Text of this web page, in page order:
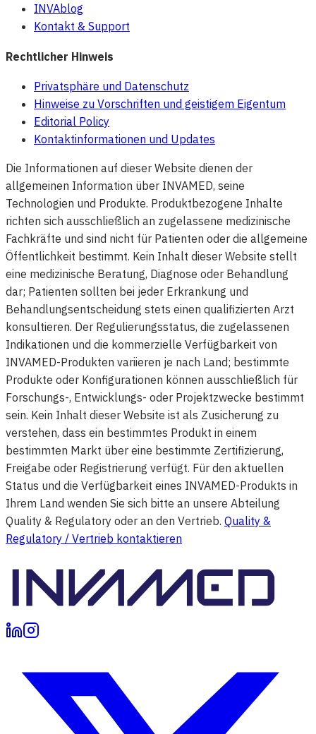
INVAblog
Kontakt & Support
Rechtlicher Hinweis
Privatsphäre und Datenschutz
Hinweise zu Vorschriften und geistigem Eigentum
Editorial Policy
Kontaktinformationen und Updates
Die Informationen auf dieser Website dienen der
allgemeinen Information über INVAMED, seine
Technologien und Produkte. Produktbezogene Inhalte
richten sich ausschließlich an zugelassene medizinische
Fachkräfte und sind nicht für Patienten oder die allgemeine
Öffentlichkeit bestimmt. Kein Inhalt dieser Website stellt
eine medizinische Beratung, Diagnose oder Behandlung
dar; Patienten sollten bei jeder Erkrankung und
Behandlungsentscheidung stets einen qualifizierten Arzt
konsultieren. Der Regulierungsstatus, die zugelassenen
Indikationen und die kommerzielle Verfügbarkeit von
INVAMED-Produkten variieren je nach Land; bestimmte
Produkte oder Konfigurationen können ausschließlich für
Forschungs-, Entwicklungs- oder Projektzwecke bestimmt
sein. Kein Inhalt dieser Website ist als Zusicherung zu
verstehen, dass ein bestimmtes Produkt in einem
bestimmten Markt über eine bestimmte Zertifizierung,
Freigabe oder Registrierung verfügt. Für den aktuellen
Status und die Verfügbarkeit eines INVAMED-Produkts in
Ihrem Land wenden Sie sich bitte an unsere Abteilung
Quality & Regulatory oder an den Vertrieb. Quality &
Regulatory / Vertrieb kontaktieren